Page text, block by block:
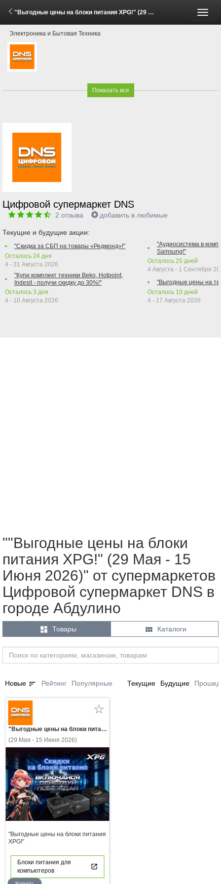
"Выгодные цены на блоки питания XPG!" (29 Мая - 15 Июня 2026)
Электроника и Бытовая Техника
Показать все
Цифровой супермаркет DNS
2 отзыва добавить в любимые
Текущие и будущие акции:
"Скидка за СБП на товары «Редмонд»!"
Осталось 24 дня
4 - 31 Августа 2026
"Купи комплект техники Beko, Hotpoint,
Indesit - получи скидку до 30%!"
Осталось 3 дня
4 - 10 Августа 2026
"Аудиосистема в
Samsung!"
Осталось 25 дней
4 Августа - 1 Сентября
"Выгодные цены на
Осталось 10 дней
4 - 17 Августа 2026
""Выгодные цены на блоки
питания XPG!" (29 Мая - 15
Июня 2026)" от супермаркетов
Цифровой супермаркет DNS в
городе Абдулино
 Товары  Каталоги
Новые sort Рейтинг Популярные Текущие Будущие
"Выгодные цены на блоки питания XPG!"
(29 Мая - 15 Июня 2026)
"Выгодные цены на блоки питания
XPG!"
Блоки питания для
компьютеров